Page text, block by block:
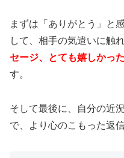
まずは「ありがとう」と
して、相手の気遣いに触
セージ、とても嬉しかった
す。
そして最後に、自分の近
で、より心のこもった返